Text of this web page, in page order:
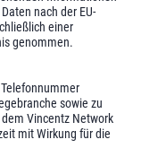
nach der EU-
einer
genommen.
sowie zu
Vincentz Network
mit Wirkung für die